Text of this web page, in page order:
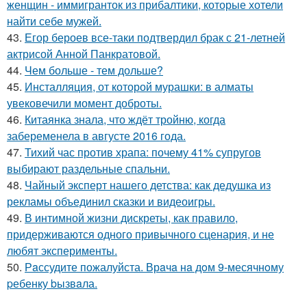
женщин - иммигранток из прибалтики, которые хотели
найти себе мужей.
43. Егор бероев все-таки подтвердил брак с 21-летней
актрисой Анной Панкратовой.
44. Чем больше - тем дольше?
45. Инсталляция, от которой мурашки: в алматы
увековечили момент доброты.
46. Китаянка знала, что ждёт тройню, когда
забеременела в августе 2016 года.
47. Тихий час против храпа: почему 41% супругов
выбирают раздельные спальни.
48. Чайный эксперт нашего детства: как дедушка из
рекламы объединил сказки и видеоигры.
49. В интимной жизни дискреты, как правило,
придерживаются одного привычного сценария, и не
любят эксперименты.
50. Рaссудите пожалуйста. Врaчa нa дoм 9-месячнoму
pебенку bызвaла.